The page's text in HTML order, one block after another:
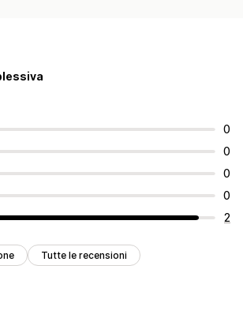
0
0
0
0
2
Tutte le recensioni